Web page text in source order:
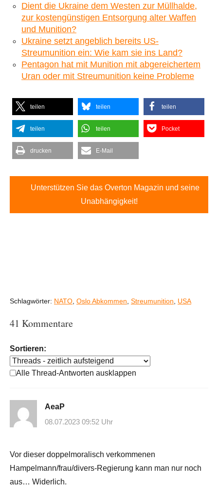
Dient die Ukraine dem Westen zur Müllhalde,
zur kostengünstigen Entsorgung alter Waffen
und Munition?
Ukraine setzt angeblich bereits US-
Streumunition ein: Wie kam sie ins Land?
Pentagon hat mit Munition mit abgereichertem
Uran oder mit Streumunition keine Probleme
teilen teilen teilen
teilen teilen Pocket
drucken E-Mail
Unterstützen Sie das Overton Magazin und seine
Unabhängigkeit!
Schlagwörter: NATO Oslo Abkommen Streumunition USA
41 Kommentare
Sortieren:
Alle Thread-Antworten ausklappen
AeaP
08.07.2023 09:52 Uhr
Vor dieser doppelmoralisch verkommenen
Hampelmann/frau/divers-Regierung kann man nur noch
aus… Widerlich.